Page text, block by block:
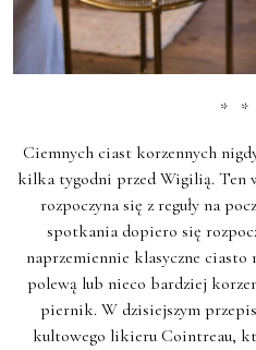
* *
Ciemnych ciast korzennych
kilka tygodni przed Wigilią. Ten
rozpoczyna się z reguły na
spotkania dopiero się
naprzemiennie klasyczne ciasto
polewą lub nieco bardziej
piernik. W dzisiejszym
kultowego likieru Cointreau,